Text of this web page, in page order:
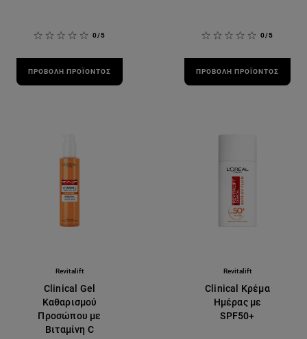
0/5
ΠΡΟΒΟΛΉ ΠΡΟΪΌΝΤΟΣ
0/5
ΠΡΟΒΟΛΉ ΠΡΟΪΌΝΤΟΣ
Revitalift
Clinical Gel
Καθαρισμού
Προσώπου με
Βιταμίνη C
Revitalift
Clinical Κρέμα
Ημέρας με
SPF50+